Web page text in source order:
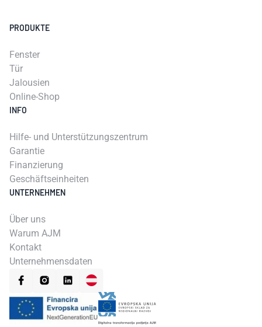
PRODUKTE
Fenster
Tür
Jalousien
Online-Shop
INFO
Hilfe- und Unterstützungszentrum
Garantie
Finanzierung
Geschäftseinheiten
UNTERNEHMEN
Über uns
Warum AJM
Kontakt
Unternehmensdaten